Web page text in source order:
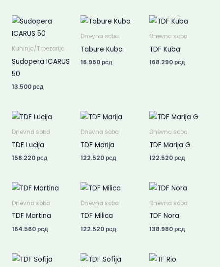
Kuhinja/Trpezarija
Sudopera ICARUS
50
13.500рсд
Dnevna soba
Tabure Kuba
16.950рсд
Dnevna soba
TDF Kuba
168.290рсд
Dnevna soba
TDF Lucija
158.220рсд
Dnevna soba
TDF Marija
122.520рсд
Dnevna soba
TDF Marija G
122.520рсд
Dnevna soba
TDF Martina
164.560рсд
Dnevna soba
TDF Milica
122.520рсд
Dnevna soba
TDF Nora
138.980рсд